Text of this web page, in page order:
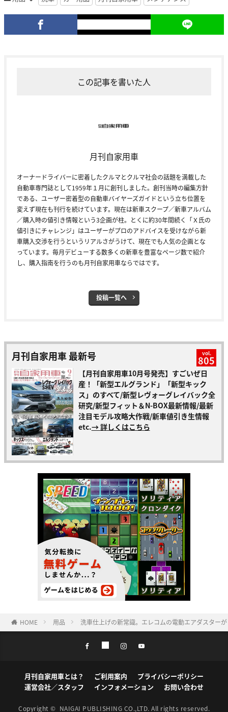
この記事を書いた人
月刊自家用車
オーナードライバーに密着したクルマとクルマ社会の話題を満載した
自動車専門誌として1959年１月に創刊しました。創刊当時の編集方針
である、ユーザー密着型の自動車バイヤーズガイドという立ち位置を
変えず現在も刊行を続けています。現在は新車スクープ／新車アルバム
／購入時の値引き情報という3企画が柱。とくに約30年間続く「Ｘ氏の
値引きにチャレンジ」はユーザーがプロのアドバイスを受けながら新
車購入交渉を行うというリアルさがうけて、現在でも人気の企画とな
っています。毎月デビューする数多くの新車を豊富なページ数で紹介
し、購入指南を行うのも月刊自家用車ならではです。
投稿一覧へ
月刊自家用車 最新号 vol.
805
【月刊自家用車10月号発売】すごいぜ日
産！「新型エルグランド」「新型キック
ス」のすべて/新型レヴォーグレイバック全
研究/新型フィット＆N-BOX最新情報/最新
注目モデル攻略大作戦/新車値引き生情報
etc.→ 詳しくはこちら
HOME 用品 洗車仕上げの新常識。エレコムの電動エアダスター
月刊自家用車とは？ ご利用案内
プライバシーポリシー
運営会社／スタッフ
インフォメーション お問い合わせ
Copyright © NAIGAI PUBLISHING CO.,LTD. All rights reserved.